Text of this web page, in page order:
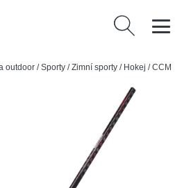
Vyhledávání
outdoor /Sporty /Zimní sporty / Hokej /CCM
Vizion SR, Senior, 24", červená, P4, L